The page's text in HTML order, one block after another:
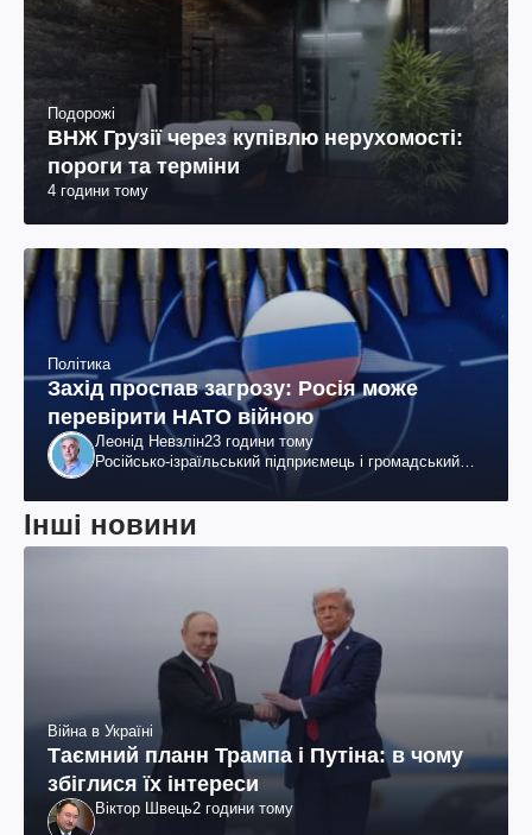
Подорожі
ВНЖ Грузії через купівлю нерухомості:
пороги та терміни
4 години тому
Політика
Захід проспав загрозу: Росія може
перевірити НАТО війною
Леонід Невзлін23 години тому
Російсько-ізраїльський підприємець і громадський
Інші новини
Війна в Україні
Таємний планн Трампа і Путіна: в чому
збіглися їх інтереси
Віктор Швець2 години тому